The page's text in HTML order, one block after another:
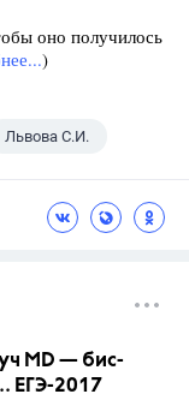
оно получилось
)
Львова С.И.
MD — бис-
ЕГЭ-2017